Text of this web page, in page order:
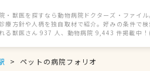
・獣医を探すなら動物病院ドクターズ・ファイル
療方針や人柄を独自取材で紹介。好みの条件で検
る獣医さん 937 人、動物病院 9,443 件掲載中
ペットの病院フォリオ